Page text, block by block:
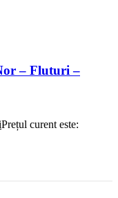
– Fluturi –
Prețul curent este: